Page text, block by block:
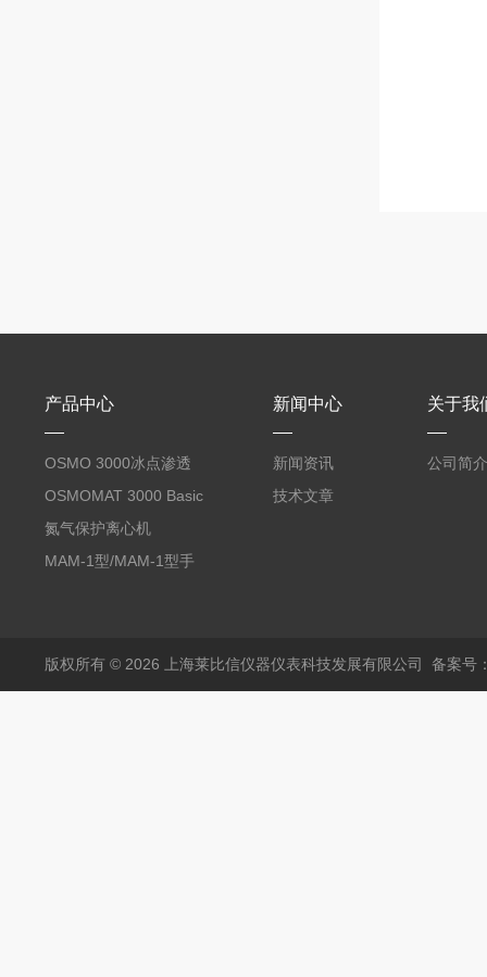
产品中心
OSMO 3000冰点渗透
压仪
OSMOMAT 3000 Basic
冰点渗透压仪
氮气保护离心机
MAM-1型/MAM-1型手
新闻中心
新闻资讯
技术文章
关于我
公司简介
版权所有 © 2026 上海莱比信仪器仪表科技发展有限公司 备案号